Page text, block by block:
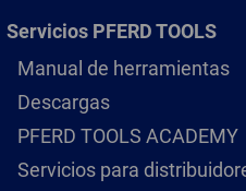
Servicios PFERD TOOLS
Manual de herramientas
Descargas
PFERD TOOLS ACADEMY
Servicios para